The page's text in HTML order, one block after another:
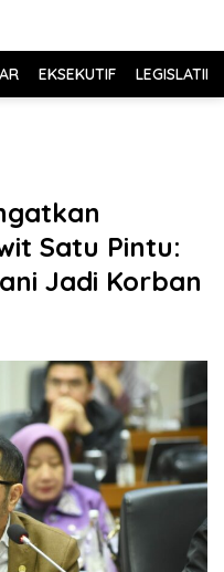
EKSEKUTIF LEGISLATIF
Satu Pintu:
Jadi Korban